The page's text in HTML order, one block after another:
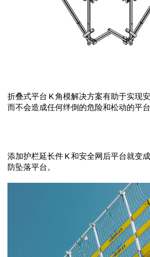
折叠式平台 K 角模解决方案有助于实现
而不会造成任何绊倒的危险和松动的平台
添加护栏延长件 K 和安全网后平台就变
防坠落平台。